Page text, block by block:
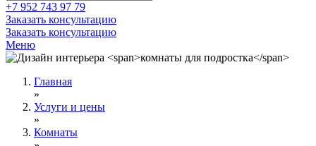
+7 952 743 97 79
Заказать консультацию
Заказать консультацию
Меню
Главная
»
Услуги и цены
»
Комнаты